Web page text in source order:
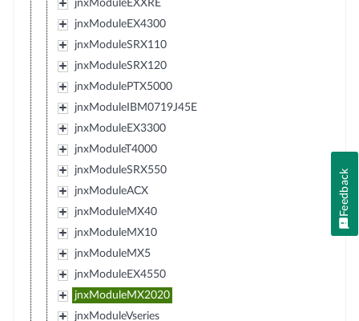
jnxModuleEXXRE
jnxModuleEX4300
jnxModuleSRX110
jnxModuleSRX120
jnxModulePTX5000
jnxModuleIBM0719J45E
jnxModuleEX3300
jnxModuleT4000
jnxModuleSRX550
jnxModuleACX
jnxModuleMX40
jnxModuleMX10
jnxModuleMX5
jnxModuleEX4550
jnxModuleMX2020
jnxModuleVseries
Feedback